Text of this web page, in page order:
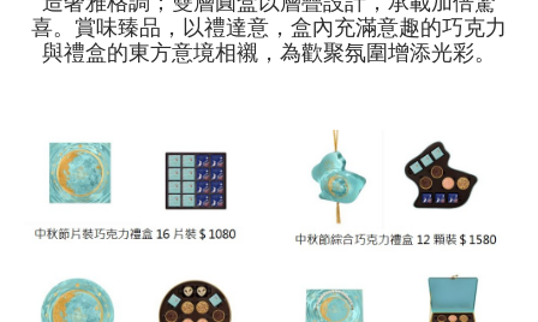
喜。賞味臻品，以禮達意，盒內充滿意趣的巧克力
與禮盒的東方意境相襯，為歡聚氛圍增添光彩。